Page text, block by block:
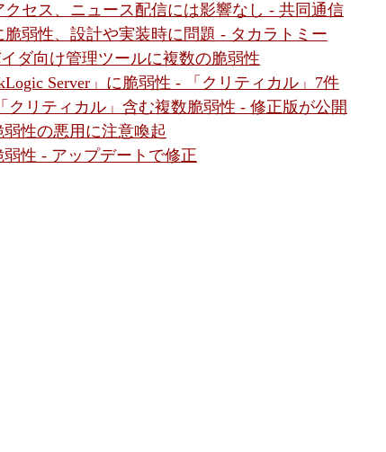
セス、ニュース配信には影響なし - 共同通信
弱性、設計や実装時に問題 - タカラトミー
ダ向け管理ツールに複数の脆弱性
Server」に脆弱性 - 「クリティカル」7件
クリティカル」含む複数脆弱性 - 修正版が公開
性の悪用に注意喚起
弱性 - アップデートで修正